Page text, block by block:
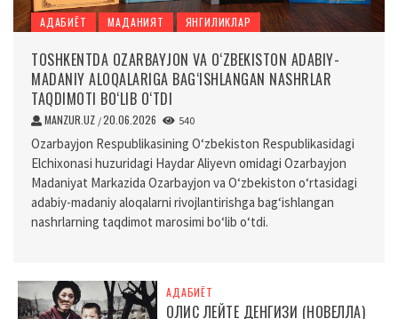
АДАБИЁТ МАДАНИЯТ ЯНГИЛИКЛАР
TOSHKENTDA OZARBAYJON VA O‘ZBEKISTON ADABIY-
MADANIY ALOQALARIGA BAG‘ISHLANGAN NASHRLAR
TAQDIMOTI BO‘LIB O‘TDI
MANZUR.UZ /20.06.2026 540
Ozarbayjon Respublikasining O‘zbekiston Respublikasidagi
Elchixonasi huzuridagi Haydar Aliyevn omidagi Ozarbayjon
Madaniyat Markazida Ozarbayjon va O‘zbekiston o‘rtasidagi
adabiy-madaniy aloqalarni rivojlantirishga bag‘ishlangan
nashrlarning taqdimot marosimi bo‘lib o‘tdi.
АДАБИЁТ
ОЛИС ЛЕЙТЕ ДЕНГИЗИ (НОВЕЛЛА)